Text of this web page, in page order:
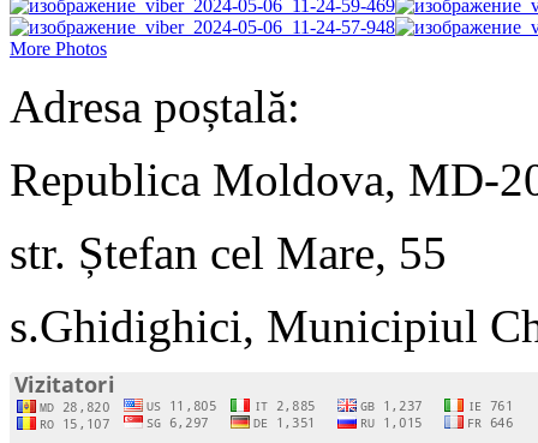
More Photos
Adresa poștală:
Republica Moldova, MD-
str. Ștefan cel Mare, 55
s.Ghidighici, Municipiul